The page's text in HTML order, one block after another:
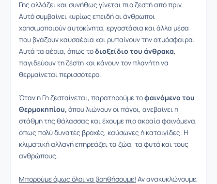
Γης αλλάζει και συνήθως γίνεται πιο ζεστή από πριν.
Αυτό συμβαίνει κυρίως επειδή οι άνθρωποι
χρησιμοποιούν αυτοκίνητα, εργοστάσια και άλλα μέσα
που βγάζουν καυσαέρια και ρυπαίνουν την ατμόσφαιρα.
Αυτά τα αέρια, όπως τοδιοξείδιο του άνθρακα,
παγιδεύουν τη ζέστη και κάνουν τον πλανήτη να
θερμαίνεται περισσότερο.
Όταν η Γη ζεσταίνεται, παρατηρούμε τοφαινόμενο του
Θερμοκηπίου, όπου λιώνουν οι πάγοι, ανεβαίνει η
στάθμη της θάλασσας και έχουμε πιο ακραία φαινόμενα,
όπως πολύ δυνατές βροχές, καύσωνες ή καταιγίδες. Η
κλιματική αλλαγή επηρεάζει τα ζώα, τα φυτά και τους
ανθρώπους.
Μπορούμε όμως όλοι να βοηθήσουμε! Αν ανακυκλώνουμε,